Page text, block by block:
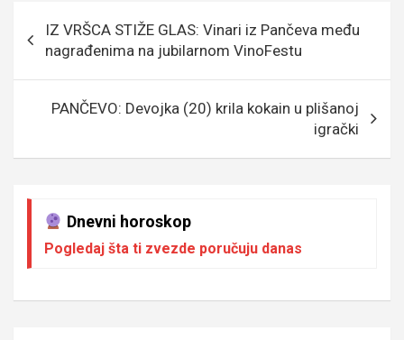
o
o
k
g
e
g
er
s
A
p
p
Кретање
чланка
IZ VRŠCA STIŽE GLAS: Vinari iz Pančeva među
nagrađenima na jubilarnom VinoFestu
PANČEVO: Devojka (20) krila kokain u plišanoj
igrački
Dnevni horoskop
Pogledaj šta ti zvezde poručuju danas